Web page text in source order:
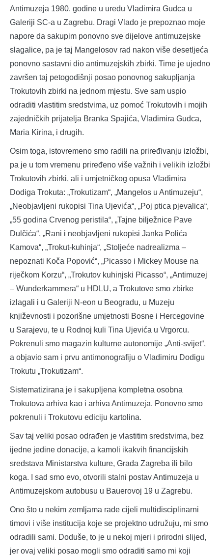
Antimuzeja 1980. godine u uredu Vladimira Gudca u
Galeriji SC-a u Zagrebu. Dragi Vlado je prepoznao moje
napore da sakupim ponovno sve dijelove antimuzejske
slagalice, pa je taj Mangelosov rad nakon više desetljeća
ponovno sastavni dio antimuzejskih zbirki. Time je ujedno
završen taj petogodišnji posao ponovnog sakupljanja
Trokutovih zbirki na jednom mjestu. Sve sam uspio
odraditi vlastitim sredstvima, uz pomoć Trokutovih i mojih
zajedničkih prijatelja Branka Spajića, Vladimira Gudca,
Maria Kirina, i drugih.
Osim toga, istovremeno smo radili na priređivanju izložbi,
pa je u tom vremenu priređeno više važnih i velikih izložbi
Trokutovih zbirki, ali i umjetničkog opusa Vladimira
Dodiga Trokuta: „Trokutizam“, „Mangelos u Antimuzeju“,
„Neobjavljeni rukopisi Tina Ujevića“, „Poj ptica pjevalica“,
„55 godina Crvenog peristila“, „Tajne bilježnice Pave
Dulčića“, „Rani i neobjavljeni rukopisi Janka Polića
Kamova“, „Trokut-kuhinja“, „Stoljeće nadrealizma –
nepoznati Koča Popović“, „Picasso i Mickey Mouse na
riječkom Korzu“, „Trokutov kuhinjski Picasso“, „Antimuzej
– Wunderkammera“ u HDLU, a Trokutove smo zbirke
izlagali i u Galeriji N-eon u Beogradu, u Muzeju
književnosti i pozorišne umjetnosti Bosne i Hercegovine
u Sarajevu, te u Rodnoj kuli Tina Ujevića u Vrgorcu.
Pokrenuli smo magazin kulturne autonomije „Anti-svijet“,
a objavio sam i prvu antimonografiju o Vladimiru Dodigu
Trokutu „Trokutizam“.
Sistematizirana je i sakupljena kompletna osobna
Trokutova arhiva kao i arhiva Antimuzeja. Ponovno smo
pokrenuli i Trokutovu ediciju kartolina.
Sav taj veliki posao odrađen je vlastitim sredstvima, bez
ijedne jedine donacije, a kamoli ikakvih financijskih
sredstava Ministarstva kulture, Grada Zagreba ili bilo
koga. I sad smo evo, otvorili stalni postav Antimuzeja u
Antimuzejskom autobusu u Bauerovoj 19 u Zagrebu.
Ono što u nekim zemljama rade cijeli multidisciplinarni
timovi i više institucija koje se projektno udružuju, mi smo
odradili sami. Doduše, to je u nekoj mjeri i prirodni slijed,
jer ovaj veliki posao mogli smo odraditi samo mi koji